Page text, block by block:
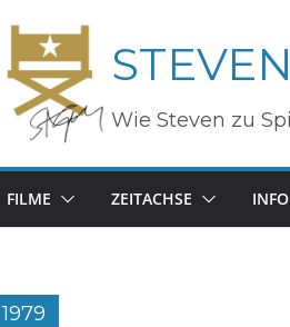
Wie Steven zu
FILME ZEITACHSE INFO
1979